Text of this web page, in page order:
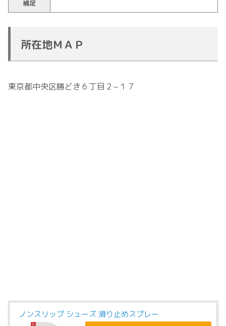
補足
所在地ＭＡＰ
東京都中央区勝どき６丁目２−１７
ノンスリップ シューズ 滑り止めスプレー